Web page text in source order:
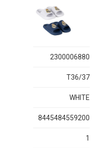
2300006880
T36/37
WHITE
8445484559200
1